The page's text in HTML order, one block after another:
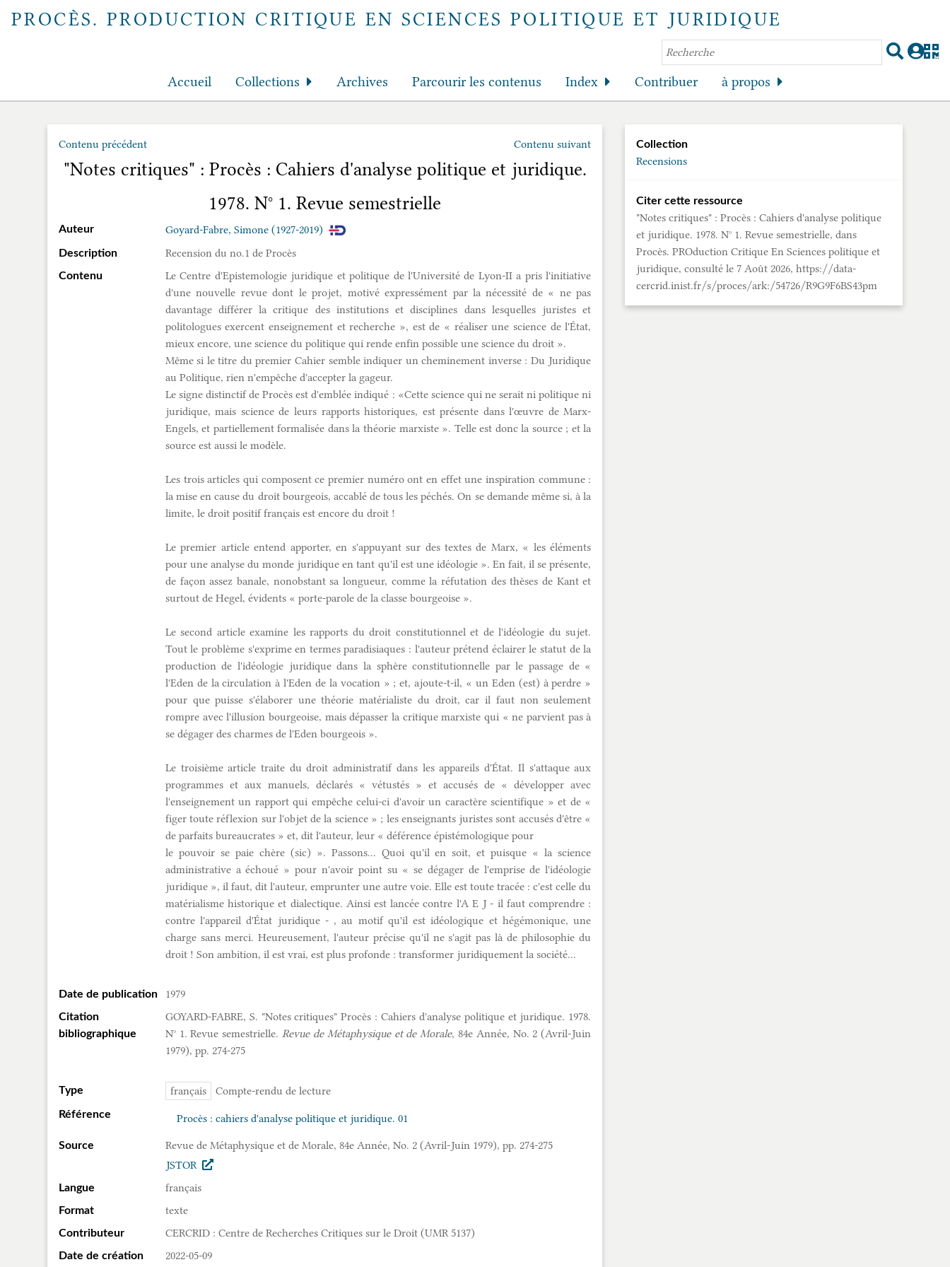
PROCÈS. PRODUCTION CRITIQUE EN SCIENCES POLITIQUE ET JURIDIQUE
Accueil Collections Archives Parcourir les contenus Index Contribuer à propos
Contenu précédent Contenu suivant
"Notes critiques" : Procès : Cahiers d'analyse politique et juridique.
1978. N° 1. Revue semestrielle
Auteur Goyard-Fabre, Simone (1927-2019)
Description Recension du no.1 de Procès
Contenu
Le Centre d'Epistemologie juridique et politique de l'Université de Lyon-II a pris l'initiative
d'une nouvelle revue dont le projet, motivé expressément par la nécessité de « ne pas
davantage différer la critique des institutions et disciplines dans lesquelles juristes et
politologues exercent enseignement et recherche », est de « réaliser une science de l'État,
mieux encore, une science du politique qui rende enfin possible une science du droit ».
Même si le titre du premier Cahier semble indiquer un cheminement inverse : Du Juridique
au Politique, rien n'empêche d'accepter la gageur.
Le signe distinctif de Procès est d'emblée indiqué : «Cette science qui ne serait ni politique ni
juridique, mais science de leurs rapports historiques, est présente dans l'œuvre de Marx-
Engels, et partiellement formalisée dans la théorie marxiste ». Telle est donc la source ; et la
source est aussi le modèle.
Les trois articles qui composent ce premier numéro ont en effet une inspiration commune :
la mise en cause du droit bourgeois, accablé de tous les péchés. On se demande même si, à la
limite, le droit positif français est encore du droit !
Le premier article entend apporter, en s'appuyant sur des textes de Marx, « les éléments
pour une analyse du monde juridique en tant qu'il est une idéologie ». En fait, il se présente,
de façon assez banale, nonobstant sa longueur, comme la réfutation des thèses de Kant et
surtout de Hegel, évidents « porte-parole de la classe bourgeoise ».
Le second article examine les rapports du droit constitutionnel et de l'idéologie du sujet.
Tout le problème s'exprime en termes paradisiaques : l'auteur prétend éclairer le statut de la
production de l'idéologie juridique dans la sphère constitutionnelle par le passage de «
l'Eden de la circulation à l'Eden de la vocation » ; et, ajoute-t-il, « un Eden (est) à perdre »
pour que puisse s'élaborer une théorie matérialiste du droit, car il faut non seulement
rompre avec l'illusion bourgeoise, mais dépasser la critique marxiste qui « ne parvient pas à
se dégager des charmes de l'Eden bourgeois ».
Le troisième article traite du droit administratif dans les appareils d'État. Il s'attaque aux
programmes et aux manuels, déclarés « vétustés » et accusés de « développer avec
l'enseignement un rapport qui empêche celui-ci d'avoir un caractère scientifique » et de «
figer toute réflexion sur l'objet de la science » ; les enseignants juristes sont accusés d'être «
de parfaits bureaucrates » et, dit l'auteur, leur « déférence épistémologique pour
le pouvoir se paie chère (sic) ». Passons... Quoi qu'il en soit, et puisque « la science
administrative a échoué » pour n'avoir point su « se dégager de l'emprise de l'idéologie
juridique », il faut, dit l'auteur, emprunter une autre voie. Elle est toute tracée : c'est celle du
matérialisme historique et dialectique. Ainsi est lancée contre l'A E J - il faut comprendre :
contre l'appareil d'État juridique - , au motif qu'il est idéologique et hégémonique, une
charge sans merci. Heureusement, l'auteur précise qu'il ne s'agit pas là de philosophie du
droit ! Son ambition, il est vrai, est plus profonde : transformer juridiquement la société...
Date de publication 1979
Citation
bibliographique
GOYARD-FABRE, S. "Notes critiques" Procès : Cahiers d'analyse politique et juridique. 1978.
N° 1. Revue semestrielle. Revue de Métaphysique et de Morale, 84e Année, No. 2 (Avril-Juin
1979), pp. 274-275
Type français Compte-rendu de lecture
Référence Procès : cahiers d'analyse politique et juridique. 01
Source
Revue de Métaphysique et de Morale, 84e Année, No. 2 (Avril-Juin 1979), pp. 274-275
JSTOR
Langue français
Format texte
Contributeur CERCRID : Centre de Recherches Critiques sur le Droit (UMR 5137)
Date de création 2022-05-09
Collection
Recensions
Citer cette ressource
"Notes critiques" : Procès : Cahiers d'analyse politique
et juridique. 1978. N° 1. Revue semestrielle, dans
Procès. PROduction Critique En Sciences politique et
juridique, consulté le 7 Août 2026, https://data-
cercrid.inist.fr/s/proces/ark:/54726/R9G9F6BS43pm